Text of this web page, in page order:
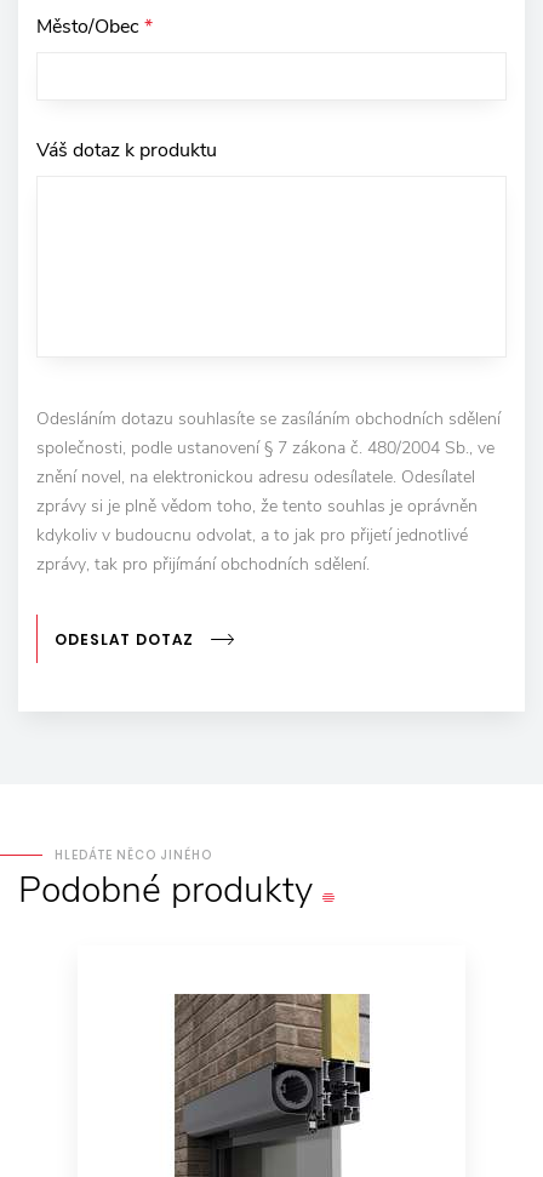
Město/Obec*
Váš dotaz k produktu
Odesláním dotazu souhlasíte se zasíláním obchodních sdělení
společnosti, podle ustanovení § 7 zákona č. 480/2004 Sb., ve
znění novel, na elektronickou adresu odesílatele. Odesílatel
zprávy si je plně vědom toho, že tento souhlas je oprávněn
kdykoliv v budoucnu odvolat, a to jak pro přijetí jednotlivé
zprávy, tak pro přijímání obchodních sdělení.
ODESLAT DOTAZ
HLEDÁTE NĚCO JINÉHO
Podobné produkty